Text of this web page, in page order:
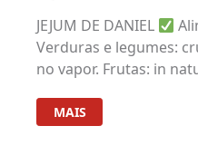
JEJUM DE DANIEL
Verduras e legumes:
no vapor. Frutas: in
MAIS